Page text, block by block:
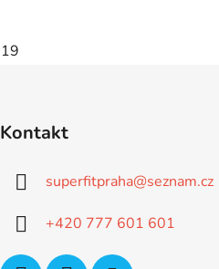
19
Kontakt
superfitpraha@seznam.cz
+420 777 601 601